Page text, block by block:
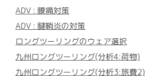
ADV : 腰痛対策
ADV : 腱鞘炎の対策
ロングツーリングのウェア選択
九州ロングツーリング(分析4:荷物)
九州ロングツーリング(分析3:旅費2)